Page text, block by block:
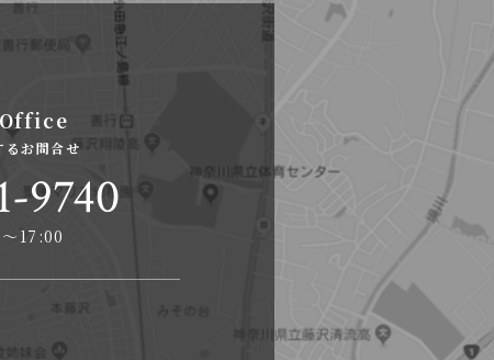
るお問合せ
9740
17:00